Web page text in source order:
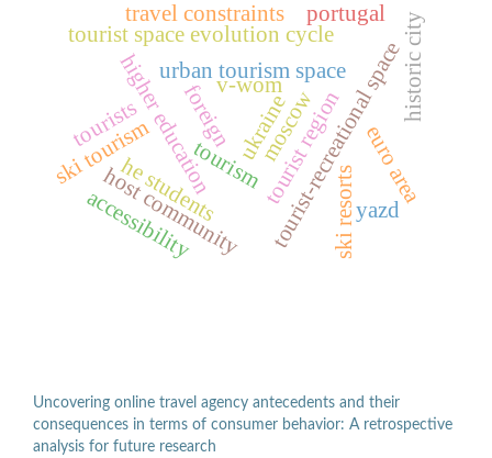
tourism
higher education
he students
foreign ukraine
urban tourism space
moscow
tourist-recreational space
tourist space evolution cycle
tourist region
ski resorts
ski tourism
host community
tourists
historic city
yazd
travel constraints portugal
accessibility
v-wom
euro area
Uncovering online travel agency antecedents and their
consequences in terms of consumer behavior: A retrospective
analysis for future research